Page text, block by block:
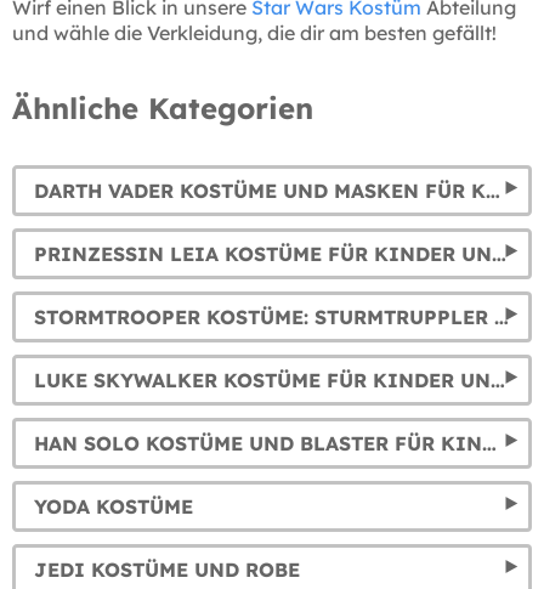
Wirf einen Blick in unsere Star Wars Kostüm Abteilung
und wähle die Verkleidung, die dir am besten gefällt!
Ähnliche Kategorien
DARTH VADER KOSTÜME UND MASKEN FÜR KINDER UND ERWACHSENE
PRINZESSIN LEIA KOSTÜME FÜR KINDER UND DAMEN
STORMTROOPER KOSTÜME: STURMTRUPPLER ANZÜGE FÜR ERWACHSENE UND KINDER
LUKE SKYWALKER KOSTÜME FÜR KINDER UND ERWACHSENE: JEDI ROBEN
HAN SOLO KOSTÜME UND BLASTER FÜR KINDER UND ERWACHSENE
YODA KOSTÜME
JEDI KOSTÜME UND ROBE